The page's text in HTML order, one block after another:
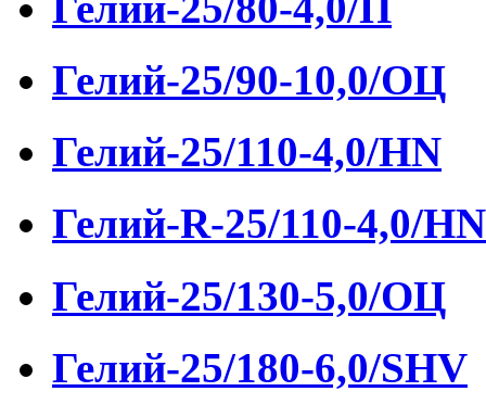
Гелий-25/90-10,0/ОЦ
Гелий-25/110-4,0/HN
Гелий-R-25/110-4,0/HN
Гелий-25/130-5,0/ОЦ
Гелий-25/180-6,0/SHV